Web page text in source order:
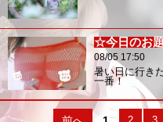
☆今日のお
08/05 17:50
暑い日に行き
一番！